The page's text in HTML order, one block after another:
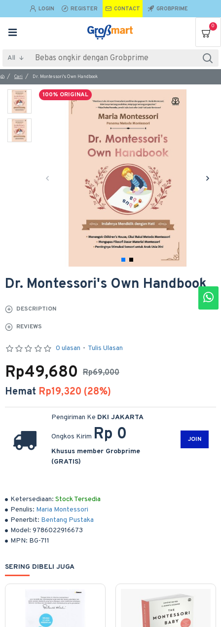
LOGIN REGISTER CONTACT GROBPRIME
0
All
Cari Dr. Montessori's Own Handbook
100% ORIGINAL
Dr. Montessori's Own Handbook
DESCRIPTION
REVIEWS
Ketersediaan: Stock Tersedia
Penulis: Maria Montessori
Penerbit: Bentang Pustaka
Model: 9786022916673
MPN: BG-711
0 ulasan - Tulis Ulasan
Rp69,000
Rp49,680
Hemat Rp19,320 (28%)
Pengiriman Ke DKI JAKARTA
Ongkos Kirim Rp 0
Khusus member Grobprime
(GRATIS)
JOIN
SERING DIBELI JUGA